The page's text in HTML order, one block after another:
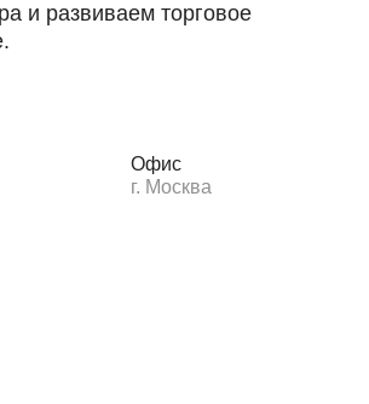
и развиваем торговое
Офис
г. Москва